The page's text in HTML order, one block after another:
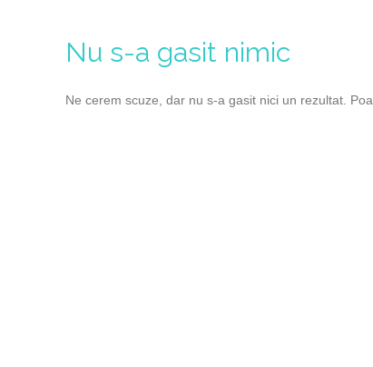
Nu s-a gasit nimic
Ne cerem scuze, dar nu s-a gasit nici un rezultat.